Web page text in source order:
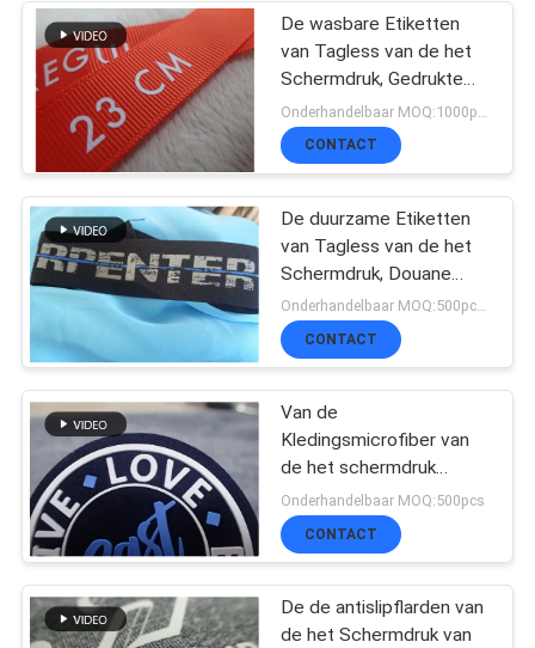
CONTACTEER
ONS
NIEUWS
ALLE
GEVALLEN
VR
SHOW
SITEMAP
PRIVACYBELEID
De wasbare Etiketten
van Tagless van de het
Schermdruk, Gedrukte
Etiketten voor Kleding
CONTACT
De duurzame Etiketten
van Tagless van de het
Schermdruk, Douane
Gedrukte
Stoffenetiketten voor
Kleren/Hoed
Onderhandelbaar MOQ:500pcs per kleur
CONTACT
Van de
Kledingsmicrofiber van
de het schermdruk
Rubber het
Embleemflarden
Onderhandelbaar MOQ:500pcs
CONTACT
De de antislipflarden van
de het Schermdruk van